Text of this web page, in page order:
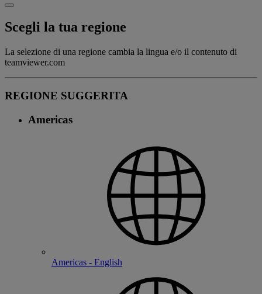
Scegli la tua regione
La selezione di una regione cambia la lingua e/o il contenuto di
teamviewer.com
REGIONE SUGGERITA
Americas
Americas - English